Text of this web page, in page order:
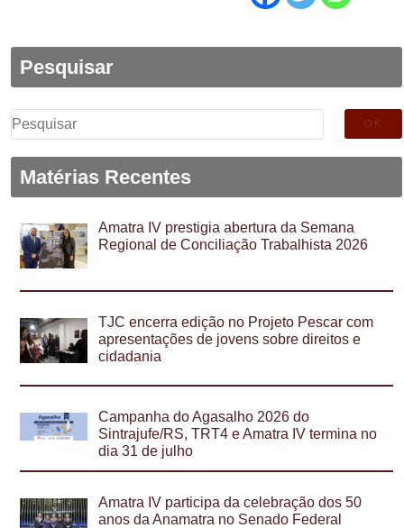
Pesquisar
Pesquisar
por:
Matérias Recentes
Amatra IV prestigia abertura da Semana
Regional de Conciliação Trabalhista 2026
TJC encerra edição no Projeto Pescar com
apresentações de jovens sobre direitos e
cidadania
Campanha do Agasalho 2026 do
Sintrajufe/RS, TRT4 e Amatra IV termina no
dia 31 de julho
Amatra IV participa da celebração dos 50
anos da Anamatra no Senado Federal